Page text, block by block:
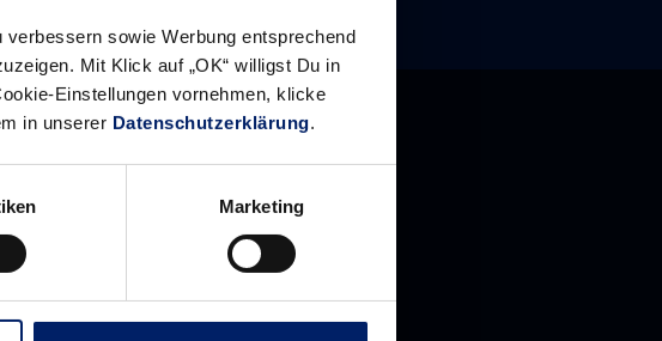
sowie Werbung entsprechend
Mit Klick auf „OK“ willigst Du in
Einstellungen vornehmen, klicke
in unserer Datenschutzerklärung.
Marketing